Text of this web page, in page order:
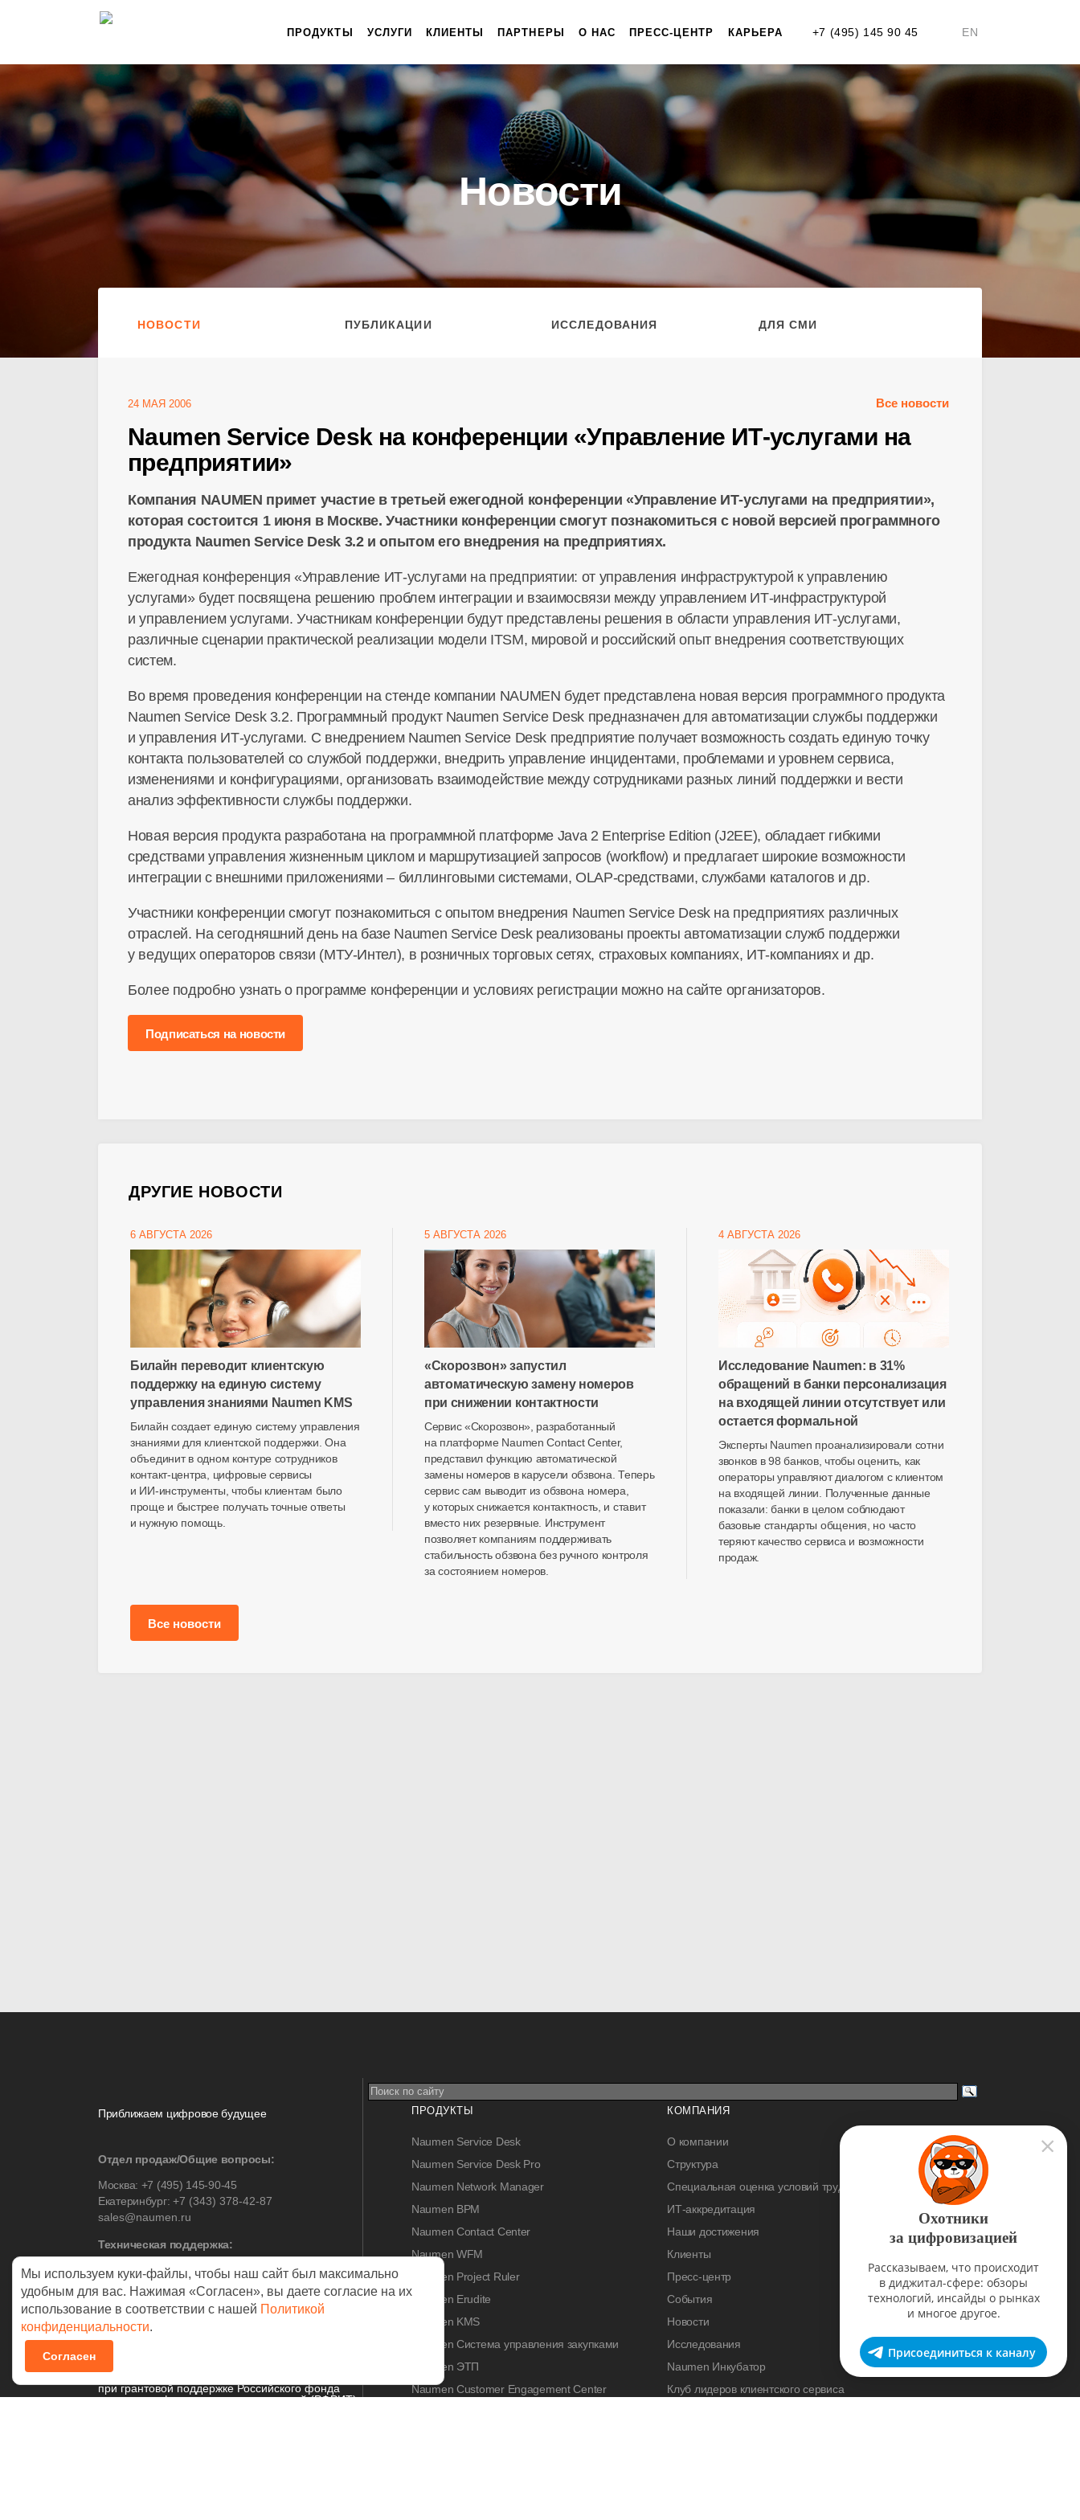
+7 (495) 145 90 45 EN
ПРОДУКТЫ УСЛУГИ КЛИЕНТЫ ПАРТНЕРЫ О НАС ПРЕСС-ЦЕНТР КАРЬЕРА
Новости
НОВОСТИ ПУБЛИКАЦИИ ИССЛЕДОВАНИЯ ДЛЯ СМИ
Все новости
24 МАЯ 2006
Naumen Service Desk на конференции «Управление ИТ-услугами на
предприятии»
Компания NAUMEN примет участие в третьей ежегодной конференции «Управление ИТ-услугами на предприятии»,
которая состоится 1 июня в Москве. Участники конференции смогут познакомиться с новой версией программного
продукта Naumen Service Desk 3.2 и опытом его внедрения на предприятиях.
Ежегодная конференция «Управление ИТ-услугами на предприятии: от управления инфраструктурой к управлению
услугами» будет посвящена решению проблем интеграции и взаимосвязи между управлением ИТ-инфраструктурой
и управлением услугами. Участникам конференции будут представлены решения в области управления ИТ-услугами,
различные сценарии практической реализации модели ITSM, мировой и российский опыт внедрения соответствующих
систем.
Во время проведения конференции на стенде компании NAUMEN будет представлена новая версия программного продукта
Naumen Service Desk 3.2. Программный продукт Naumen Service Desk предназначен для автоматизации службы поддержки
и управления ИТ-услугами. С внедрением Naumen Service Desk предприятие получает возможность создать единую точку
контакта пользователей со службой поддержки, внедрить управление инцидентами, проблемами и уровнем сервиса,
изменениями и конфигурациями, организовать взаимодействие между сотрудниками разных линий поддержки и вести
анализ эффективности службы поддержки.
Новая версия продукта разработана на программной платформе Java 2 Enterprise Edition (J2EE), обладает гибкими
средствами управления жизненным циклом и маршрутизацией запросов (workflow) и предлагает широкие возможности
интеграции с внешними приложениями – биллинговыми системами, OLAP-средствами, службами каталогов и др.
Участники конференции смогут познакомиться с опытом внедрения Naumen Service Desk на предприятиях различных
отраслей. На сегодняшний день на базе Naumen Service Desk реализованы проекты автоматизации служб поддержки
у ведущих операторов связи (МТУ-Интел), в розничных торговых сетях, страховых компаниях, ИТ-компаниях и др.
Более подробно узнать о программе конференции и условиях регистрации можно на сайте организаторов.
Подписаться на новости
ДРУГИЕ НОВОСТИ
6 АВГУСТА 2026
Билайн переводит клиентскую
поддержку на единую систему
управления знаниями Naumen KMS
Билайн создает единую систему управления
знаниями для клиентской поддержки. Она
объединит в одном контуре сотрудников
контакт-центра , цифровые сервисы
и ИИ-инструменты , чтобы клиентам было
проще и быстрее получать точные ответы
и нужную помощь.
5 АВГУСТА 2026
«Скорозвон» запустил
автоматическую замену номеров
при снижении контактности
Сервис «Скорозвон», разработанный
на платформе Naumen Contact Center,
представил функцию автоматической
замены номеров в карусели обзвона. Теперь
сервис сам выводит из обзвона номера,
у которых снижается контактность, и ставит
вместо них резервные. Инструмент
позволяет компаниям поддерживать
стабильность обзвона без ручного контроля
за состоянием номеров.
4 АВГУСТА 2026
Исследование Naumen: в 31%
обращений в банки персонализация
на входящей линии отсутствует или
остается формальной
Эксперты Naumen проанализировали сотни
звонков в 98 банков, чтобы оценить, как
операторы управляют диалогом с клиентом
на входящей линии. Полученные данные
показали: банки в целом соблюдают
базовые стандарты общения, но часто
теряют качество сервиса и возможности
продаж.
Все новости
Приближаем цифровое будущее
Отдел продаж/Общие вопросы:
Москва: +7 (495) 145-90-45
Екатеринбург:+7 (343) 378-42-87
sales@naumen.ru
Техническая поддержка:
Москва:+7 (495) 542-17-53
Екатеринбург:+7 (343) 378-42-88
при грантовой поддержке Российского фонда
развития информационных технологий (РФРИТ)
ПРОДУКТЫ
Naumen Service Desk
Naumen Service Desk Pro
Naumen Network Manager
Naumen BPM
Naumen Contact Center
Naumen WFM
Naumen Project Ruler
Naumen Erudite
Naumen KMS
Naumen Система управления закупками
Naumen ЭТП
Naumen Customer Engagement Center
КОМПАНИЯ
О компании
Структура
Специальная оценка условий труда
ИТ-аккредитация
Наши достижения
Клиенты
Пресс-центр
События
Новости
Исследования
Naumen Инкубатор
Клуб лидеров клиентского сервиса
Мы используем куки-файлы, чтобы наш сайт был максимально
удобным для вас. Нажимая «Согласен», вы даете согласие на их
использование в соответствии с нашей Политикой
конфиденциальности.
Согласен
Охотники
за цифровизацией
Рассказываем, что происходит
в диджитал-сфере: обзоры
технологий, инсайды о рынках
и многое другое.
Присоединиться к каналу